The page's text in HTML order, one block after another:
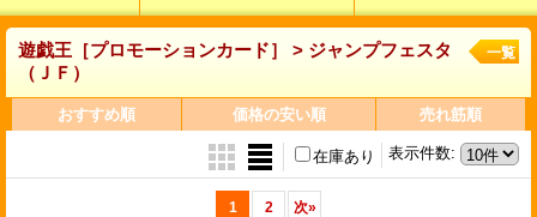
遊戯王［プロモーションカード］ > ジャンプフェスタ
（ＪＦ）
一覧
おすすめ順 価格の安い順 売れ筋順
表示件数:
在庫あり
1 2 次»